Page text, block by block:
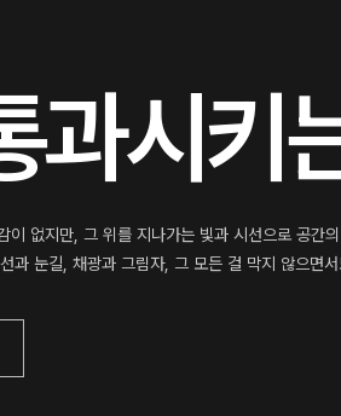
과시키
없지만, 그 위를 지나가는 빛과 시선으로 공간
과 눈길, 채광과 그림자, 그 모든 걸 막지 않으면